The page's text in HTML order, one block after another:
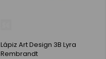
Lápiz Art Design 3B Lyra
Rembrandt